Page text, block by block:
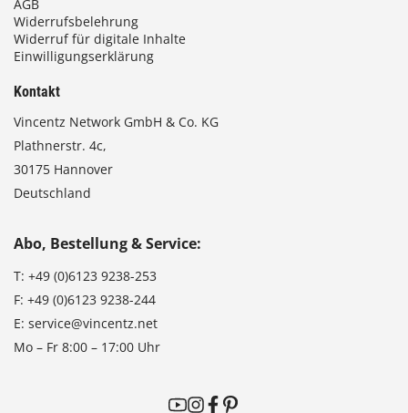
AGB
Widerrufsbelehrung
Widerruf für digitale Inhalte
Einwilligungserklärung
Kontakt
Vincentz Network GmbH & Co. KG
Plathnerstr. 4c,
30175 Hannover
Deutschland
Abo, Bestellung & Service:
T: +49 (0)6123 9238-253
F: +49 (0)6123 9238-244
E: service@vincentz.net
Mo – Fr 8:00 – 17:00 Uhr